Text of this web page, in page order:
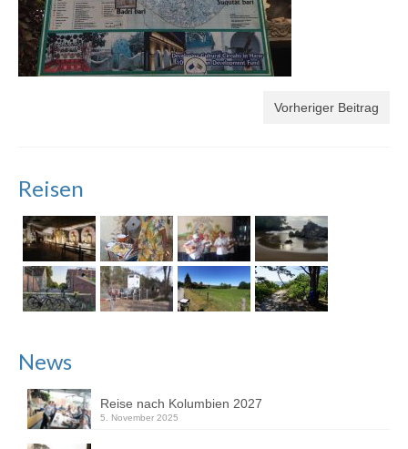
Vorheriger Beitrag
Reisen
News
Reise nach Kolumbien 2027
5. November 2025